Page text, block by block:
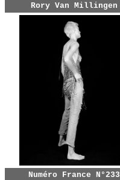
Rory Van Millingen
Numéro France N°233